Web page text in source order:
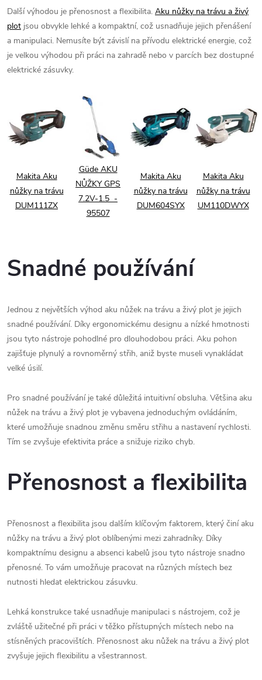
Další výhodou je přenosnost a flexibilita. Aku nůžky na trávu a živý
plot jsou obvykle lehké a kompaktní, což usnadňuje jejich přenášení
a manipulaci. Nemusíte být závislí na přívodu elektrické energie, což
je velkou výhodou při práci na zahradě nebo v parcích bez dostupné
elektrické zásuvky.
Makita Aku
nůžky na trávu
DUM111ZX
Güde AKU
NŮŽKY GPS
7.2V-1.5 -
95507
Makita Aku
nůžky na trávu
DUM604SYX
Makita Aku
nůžky na trávu
UM110DWYX
Snadné používání
Jednou z největších výhod aku nůžek na trávu a živý plot je jejich
snadné používání. Díky ergonomickému designu a nízké hmotnosti
jsou tyto nástroje pohodlné pro dlouhodobou práci. Aku pohon
zajišťuje plynulý a rovnoměrný střih, aniž byste museli vynakládat
velké úsilí.
Pro snadné používání je také důležitá intuitivní obsluha. Většina aku
nůžek na trávu a živý plot je vybavena jednoduchým ovládáním,
které umožňuje snadnou změnu směru střihu a nastavení rychlosti.
Tím se zvyšuje efektivita práce a snižuje riziko chyb.
Přenosnost a flexibilita
Přenosnost a flexibilita jsou dalším klíčovým faktorem, který činí aku
nůžky na trávu a živý plot oblíbenými mezi zahradníky. Díky
kompaktnímu designu a absenci kabelů jsou tyto nástroje snadno
přenosné. To vám umožňuje pracovat na různých místech bez
nutnosti hledat elektrickou zásuvku.
Lehká konstrukce také usnadňuje manipulaci s nástrojem, což je
zvláště užitečné při práci v těžko přístupných místech nebo na
stísněných pracovištích. Přenosnost aku nůžek na trávu a živý plot
zvyšuje jejich flexibilitu a všestrannost.